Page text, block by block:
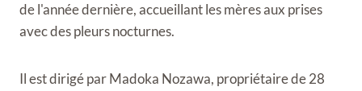
de l'année dernière, accueillant les mères aux prises
avec des pleurs nocturnes.
Il est dirigé par Madoka Nozawa, propriétaire de 28